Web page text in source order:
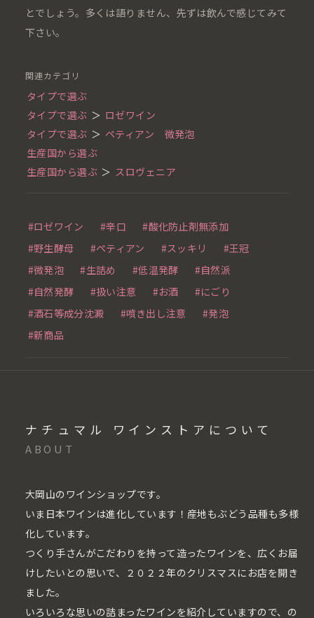
とでしょう。多くは語りません、先ずは飲んで感じてみて
下さい。
関連カテゴリ
タイプで選ぶ
タイプで選ぶ ＞ ロゼワイン
タイプで選ぶ ＞ ペティアン 微発泡
生産国から選ぶ
生産国から選ぶ ＞ スロヴェニア
#ロゼワイン #辛口
#酸化防止剤無添加
#野生酵母
#ペティアン #スッキリ
#王冠
#微発泡
#生詰め #低温発酵
#自然派
#自然発酵
#扱い注意 #お酒
#にごり
#酒石等成分沈澱
#噴き出し注意
#発泡
#新商品
ナチュマル ワインストアについて
ABOUT
大岡山のワインショップです。
いま日本ワインは進化しています！産地もぶどう品種も多様
化しています。
つくり手さんがこだわりを持って造ったワインを、広くお届
けしたいとの思いで、２０２２年のクリスマスにお店を開き
ました。
いろいろな思いの詰まったワインを紹介していますので、の